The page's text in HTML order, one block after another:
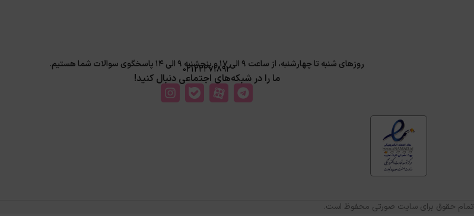
ما را در شبکه‌های اجتماعی دنبال کنید!
02122271892 روزهای شنبه تا چهارشنبه، از ساعت 9 الی 17 و پنجشنبه 9 الی 14 پاسخگوی سوالات شما هستیم.
تمام حقوق برای سایت صورتی محفوظ است.